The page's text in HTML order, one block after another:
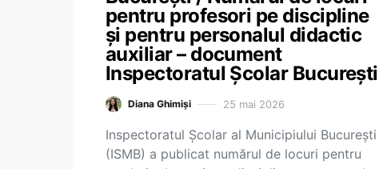
pentru profesori pe discipline
și pentru personalul didactic
auxiliar – document
Inspectoratul Școlar București
Diana Ghimiși 25 mai 2026
Inspectoratul Școlar al Municipiului București
(ISMB) a publicat numărul de locuri pentru